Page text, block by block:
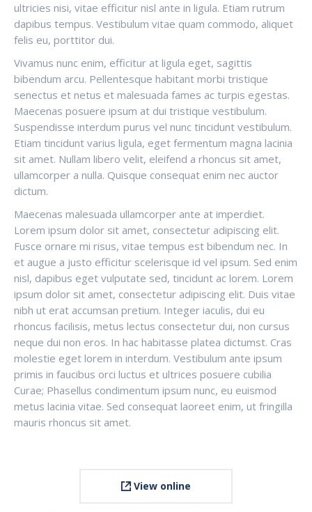
ultricies nisi, vitae efficitur nisl ante in ligula. Etiam rutrum
dapibus tempus. Vestibulum vitae quam commodo, aliquet
felis eu, porttitor dui.
Vivamus nunc enim, efficitur at ligula eget, sagittis
bibendum arcu. Pellentesque habitant morbi tristique
senectus et netus et malesuada fames ac turpis egestas.
Maecenas posuere ipsum at dui tristique vestibulum.
Suspendisse interdum purus vel nunc tincidunt vestibulum.
Etiam tincidunt varius ligula, eget fermentum magna lacinia
sit amet. Nullam libero velit, eleifend a rhoncus sit amet,
ullamcorper a nulla. Quisque consequat enim nec auctor
dictum.
Maecenas malesuada ullamcorper ante at imperdiet.
Lorem ipsum dolor sit amet, consectetur adipiscing elit.
Fusce ornare mi risus, vitae tempus est bibendum nec. In
et augue a justo efficitur scelerisque id vel ipsum. Sed enim
nisl, dapibus eget vulputate sed, tincidunt ac lorem. Lorem
ipsum dolor sit amet, consectetur adipiscing elit. Duis vitae
nibh ut erat accumsan pretium. Integer iaculis, dui eu
rhoncus facilisis, metus lectus consectetur dui, non cursus
neque dui non eros. In hac habitasse platea dictumst. Cras
molestie eget lorem in interdum. Vestibulum ante ipsum
primis in faucibus orci luctus et ultrices posuere cubilia
Curae; Phasellus condimentum ipsum nunc, eu euismod
metus lacinia vitae. Sed consequat laoreet enim, ut fringilla
mauris rhoncus sit amet.
View online